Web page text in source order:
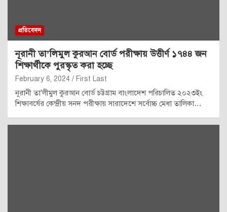
প্রতিবেদন
নূরানী তা’লিমুল কুরআন বোর্ড পরীক্ষায় উত্তীর্ণ ১৭৪৪ জন
শিক্ষার্থীকে পুরস্কৃত করা হচ্ছে
February 6, 2024 First Last
নূরানী তা’লীমুল কুরআন বোর্ড চট্টগ্রাম বাংলাদেশ পরিচালিত ২০২৩ইং
শিক্ষাবর্ষের কেন্দ্রীয় সনদ পরীক্ষায় সারাদেশে সর্বোচ্চ মেধা তালিকা…